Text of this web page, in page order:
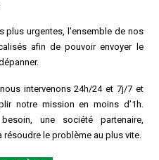
plus urgentes, l'ensemble de nos
afin de pouvoir envoyer le
intervenons 24h/24 et 7j/7 et
notre mission en moins d’1h.
une société partenaire,
le problème au plus vite.